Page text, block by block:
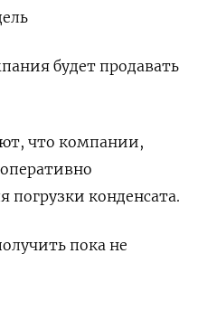
будет продавать
что компании,
погрузки конденсата.
пока не